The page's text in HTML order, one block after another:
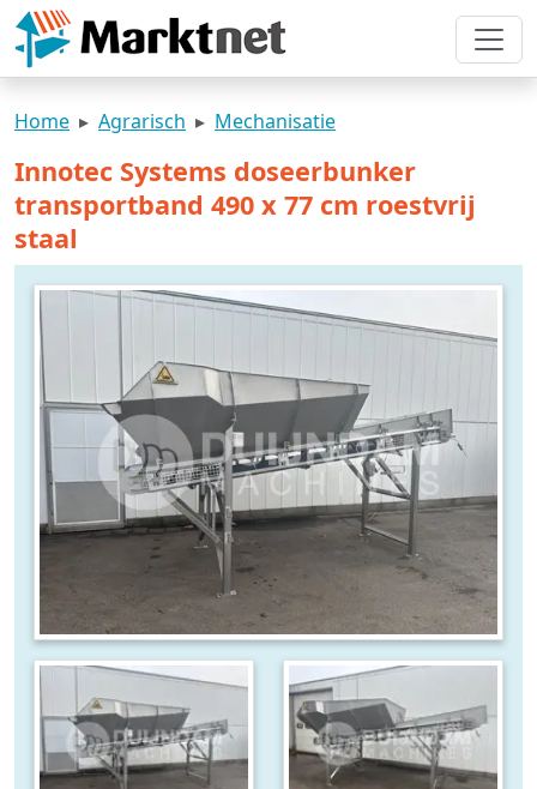
Home Agrarisch Mechanisatie
Innotec Systems doseerbunker
transportband 490 x 77 cm roestvrij
staal